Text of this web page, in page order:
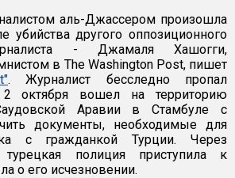
аль-Джассером произошла
убийства другого оппозиционного
- Джамаля Хашогги,
в The Washington Post, пишет
. Журналист бесследно пропал
октября вошел на территорию
Аравии в Стамбуле с
документы, необходимые для
с гражданкой Турции. Через
полиция приступила к
о его исчезновении.